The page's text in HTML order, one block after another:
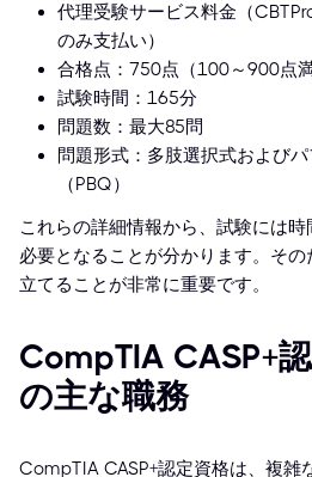
代理受験サービス料金（
のみ支払い）
合格点：750点（100～900点満
試験時間：165分
問題数：最大85問
問題形式：多肢選択式および
（PBQ）
これらの詳細情報から、試験には
必要となることが分かります。そ
立てることが非常に重要です。
CompTIA CASP+
の主な職務
CompTIA CASP+認定資格は、複雑